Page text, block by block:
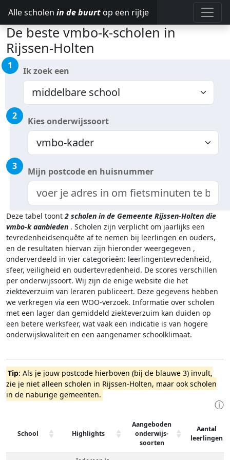
Alle scholen in de buurt op een rijtje
De beste vmbo-k-scholen in
Rijssen-Holten
1 Ik zoek een
2 Kies onderwijssoort
3 Mijn postcode en huisnummer
Deze tabel toont2 scholen in de Gemeente Rijssen-Holten die
vmbo-k aanbieden . Scholen zijn verplicht om jaarlijks een
tevredenheidsenquête af te nemen bij leerlingen en ouders,
en de resultaten hiervan zijn hieronder weergegeven ,
onderverdeeld in vier categorieën: leerlingentevredenheid,
sfeer, veiligheid en oudertevredenheid. De scores verschillen
per onderwijssoort. Wij zijn de enige website die het
ziekteverzuim van leraren publiceert. Deze gegevens hebben
we verkregen via een WOO-verzoek. Informatie over scholen
met een lager dan gemiddeld ziekteverzuim kan duiden op
een betere werksfeer, wat vaak een indicatie is van hogere
onderwijskwaliteit en een aangenamer schoolklimaat.
Tip: Als je jouw postcode hierboven (bij de blauwe 3) invult,
zie je niet alleen scholen in Rijssen-Holten, maar ook scholen
in de naburige gemeenten.
ⓘ
School Highlights
Aangeboden
onderwijs-
soorten
Aantal
leerlingen